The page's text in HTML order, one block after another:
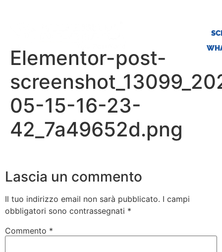
Elementor-post-
05-15-16-23-
42_7a49652d.png
Lascia un commento
Il tuo indirizzo email non sarà pubblicato. I campi
obbligatori sono contrassegnati *
Commento *